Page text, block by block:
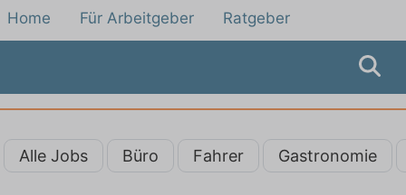
Home Für Arbeitgeber Ratgeber
Alle Jobs Büro Fahrer Gastronomie